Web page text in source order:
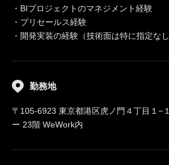
・BIプロジェクトのマネジメント経験
・プリセールス経験
・開発実装の経験（技術面は特に指定なし
勤務地
〒105-6923 東京都港区虎ノ門４丁目１−
ー 23階 WeWork内